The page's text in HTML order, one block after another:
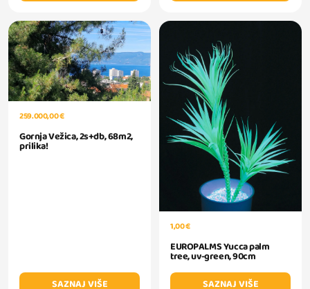
259.000,00 €
Gornja Vežica, 2s+db, 68m2,
prilika!
SAZNAJ VIŠE
1,00 €
EUROPALMS Yucca palm
tree, uv-green, 90cm
SAZNAJ VIŠE